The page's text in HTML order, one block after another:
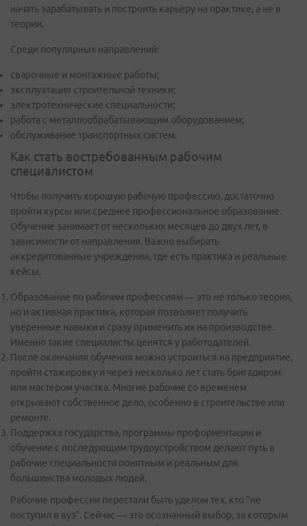
начать зарабатывать и построить карьеру на практике, а не в
теории.
Среди популярных направлений:
сварочные и монтажные работы;
эксплуатация строительной техники;
электротехнические специальности;
работа с металлообрабатывающим оборудованием;
обслуживание транспортных систем.
Как стать востребованным рабочим
специалистом
Чтобы получить хорошую рабочую профессию, достаточно
пройти курсы или среднее профессиональное образование.
Обучение занимает от нескольких месяцев до двух лет, в
зависимости от направления. Важно выбирать
аккредитованные учреждения, где есть практика и реальные
кейсы.
Образование по рабочим профессиям — это не только теория,
но и активная практика, которая позволяет получить
уверенные навыки и сразу применить их на производстве.
Именно такие специалисты ценятся у работодателей.
После окончания обучения можно устроиться на предприятие,
пройти стажировку и через несколько лет стать бригадиром
или мастером участка. Многие рабочие со временем
открывают собственное дело, особенно в строительстве или
ремонте.
Поддержка государства, программы профориентации и
обучение с последующим трудоустройством делают путь в
рабочие специальности понятным и реальным для
большинства молодых людей.
Рабочие профессии перестали быть уделом тех, кто "не
поступил в вуз". Сейчас — это осознанный выбор, за которым